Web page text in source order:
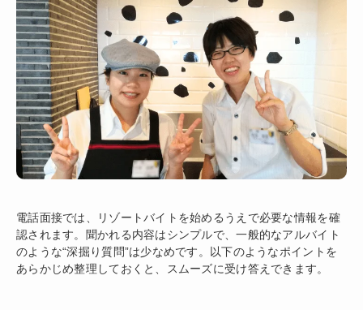
電話面接では、リゾートバイトを始めるうえで必要な情報を確
認されます。聞かれる内容はシンプルで、一般的なアルバイト
のような“深掘り質問”は少なめです。以下のようなポイントを
あらかじめ整理しておくと、スムーズに受け答えできます。